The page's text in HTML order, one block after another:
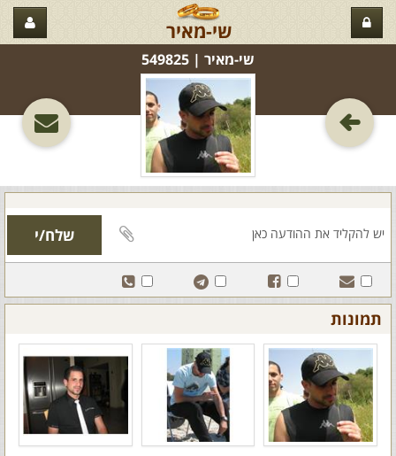
שי-מאיר
שי-מאיר‏ | 549825
תמונות